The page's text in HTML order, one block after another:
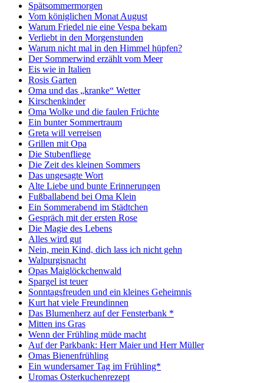
Spätsommermorgen
Vom königlichen Monat August
Warum Friedel nie eine Vespa bekam
Verliebt in den Morgenstunden
Warum nicht mal in den Himmel hüpfen?
Der Sommerwind erzählt vom Meer
Eis wie in Italien
Rosis Garten
Oma und das „kranke“ Wetter
Kirschenkinder
Oma Wolke und die faulen Früchte
Ein bunter Sommertraum
Greta will verreisen
Grillen mit Opa
Die Stubenfliege
Die Zeit des kleinen Sommers
Das ungesagte Wort
Alte Liebe und bunte Erinnerungen
Fußballabend bei Oma Klein
Ein Sommerabend im Städtchen
Gespräch mit der ersten Rose
Die Magie des Lebens
Alles wird gut
Nein, mein Kind, dich lass ich nicht gehn
Walpurgisnacht
Opas Maiglöckchenwald
Spargel ist teuer
Sonntagsfreuden und ein kleines Geheimnis
Kurt hat viele Freundinnen
Das Blumenherz auf der Fensterbank *
Mitten ins Gras
Wenn der Frühling müde macht
Auf der Parkbank: Herr Maier und Herr Müller
Omas Bienenfrühling
Ein wundersamer Tag im Frühling*
Uromas Osterkuchenrezept